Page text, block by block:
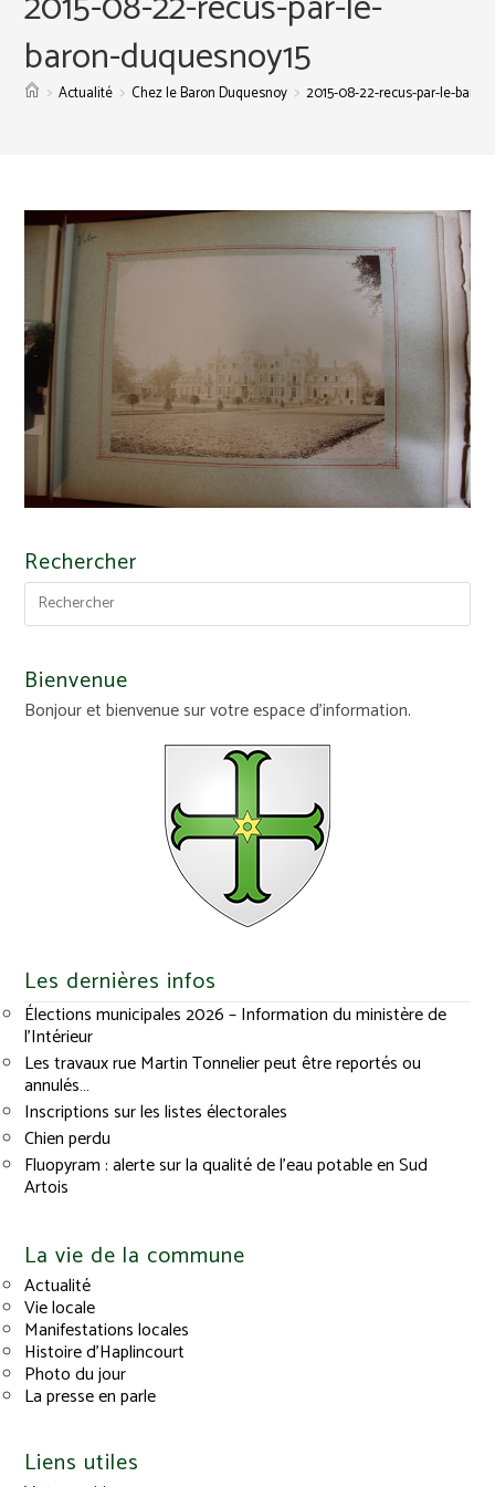
baron-duquesnoy15
> Actualité > Chez le Baron Duquesnoy > 2015-08-22-recus-par-le-
Rechercher
Bienvenue
Bonjour et bienvenue sur votre espace d'information.
Les dernières infos
Élections municipales 2026 – Information du ministère de
l’Intérieur
Les travaux rue Martin Tonnelier peut être reportés ou
annulés…
Inscriptions sur les listes électorales
Chien perdu
Fluopyram : alerte sur la qualité de l’eau potable en Sud
Artois
La vie de la commune
Actualité
Vie locale
Manifestations locales
Histoire d’Haplincourt
Photo du jour
La presse en parle
Liens utiles